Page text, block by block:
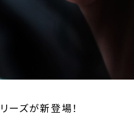
ーズが新登場！